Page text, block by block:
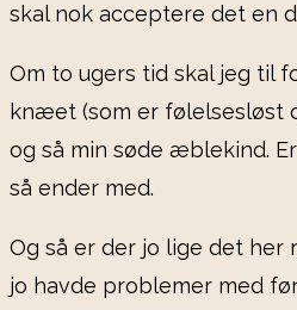
skal nok acceptere det en
Om to ugers tid skal jeg til
knæet (som er følelsesløst
og så min søde æblekind.
så ender med.
Og så er der jo lige det her
jo havde problemer med